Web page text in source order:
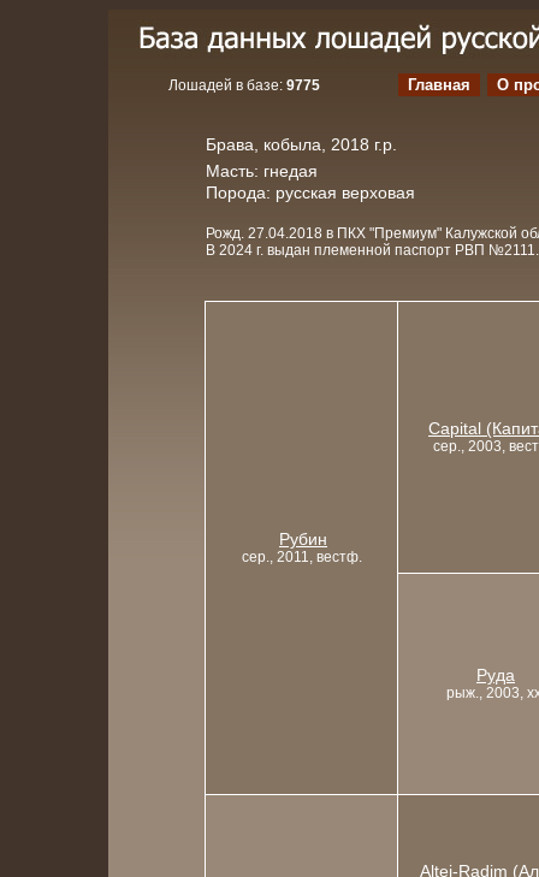
Лошадей в базе: 9775 Главная О
Брава, кобыла, 2018 г.р.
Масть: гнедая
Порода: русская верховая
Рожд. 27.04.2018 в ПКХ "Премиум" Калужской
В 2024 г. выдан племенной паспорт РВП №2111.
Рубин
сер., 2011, вестф.
Capital
сер., 2003,
Руда
рыж., 2003,
Altei-Radim